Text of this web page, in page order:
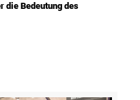
die Bedeutung des